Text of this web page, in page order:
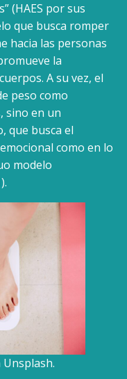
(HAES por sus
que busca romper
hacia las personas
la
A su vez, el
peso como
sino en un
que busca el
como en lo
modelo